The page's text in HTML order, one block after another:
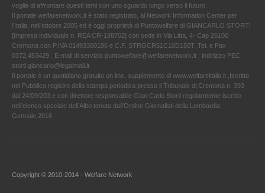
voglia di affrontare questi temi con uno sguardo lungo verso il futuro.
Il portale welfarenetwork.it è stato registrato, al Network Information Center per
l'Italia, nell’ottobre 2005 ed è oggi proprietà di Puntowelfare di GIANCARLO STORTI
[Impresa individuale n. REA CR-188702] con sede in Via Litta, 4- Cap 26100
Cremona con P.IVA 01493300196 e C.F. STRGCR51C10D150T. Tel. e Fax
0372.453429 . E-mail di servizio puntowelfare@welfarenetwork.it ; indirizzo PEC
storti.giancarlo@legalmail.it
Il portale è un quotidiano gratuito on line, supplemento di www.welfareitalia.it ,Iscritto
nel Pubblico registro della stampa periodica presso il Tribunale di Cremona n. 393
dal 24/09/203 e con direttore responsabile Gian Carlo Storti regolarmente iscritto
nell’elenco speciale dell’Albo tenuto dall’Ordine Giornalisti della Lombardia.
Gennaio 2016
Copyright © 2010-2014 - Welfare Network